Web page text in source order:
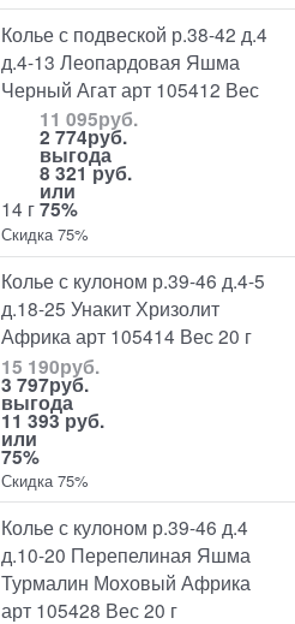
Колье с подвеской р.38-42 д.4
д.4-13 Леопардовая Яшма
Черный Агат арт 105412 Вес
14 г
11 095руб.
2 774руб.
выгода
8 321 руб.
или
75%
Скидка 75%
Колье с кулоном р.39-46 д.4-5
д.18-25 Унакит Хризолит
Африка арт 105414 Вес 20 г
15 190руб.
3 797руб.
выгода
11 393 руб.
или
75%
Скидка 75%
Колье с кулоном р.39-46 д.4
д.10-20 Перепелиная Яшма
Турмалин Моховый Африка
арт 105428 Вес 20 г